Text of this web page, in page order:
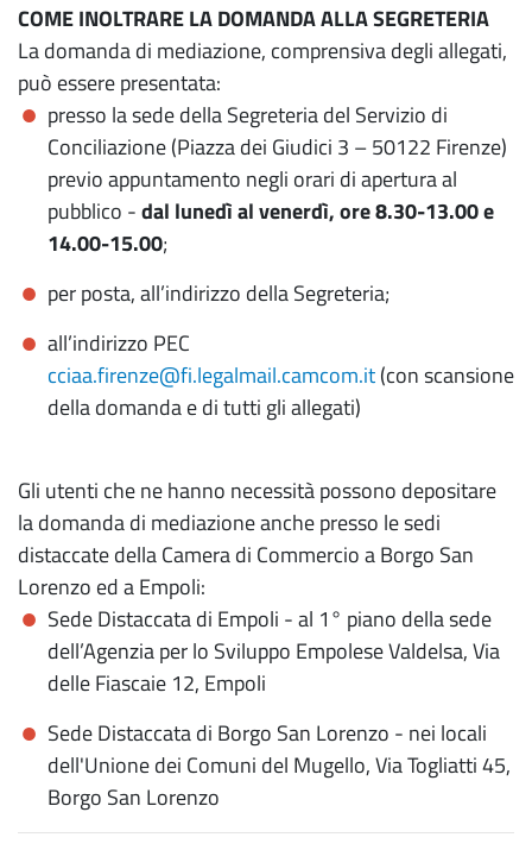
COME INOLTRARE LA DOMANDA ALLA SEGRETERIA
La domanda di mediazione, comprensiva degli allegati,
può essere presentata:
presso la sede della Segreteria del Servizio di
Conciliazione (Piazza dei Giudici 3 – 50122 Firenze)
previo appuntamento negli orari di apertura al
pubblico -dal lunedì al venerdì, ore 8.30-13.00 e
14.00-15.00;
per posta, all’indirizzo della Segreteria;
all’indirizzo PEC
cciaa.firenze@fi.legalmail.camcom.it(con scansione
della domanda e di tutti gli allegati)
Gli utenti che ne hanno necessità possono depositare
la domanda di mediazione anche presso le sedi
distaccate della Camera di Commercio a Borgo San
Lorenzo ed a Empoli:
Sede Distaccata di Empoli - al 1° piano della sede
dell’Agenzia per lo Sviluppo Empolese Valdelsa, Via
delle Fiascaie 12, Empoli
Sede Distaccata di Borgo San Lorenzo - nei locali
dell'Unione dei Comuni del Mugello, Via Togliatti 45,
Borgo San Lorenzo